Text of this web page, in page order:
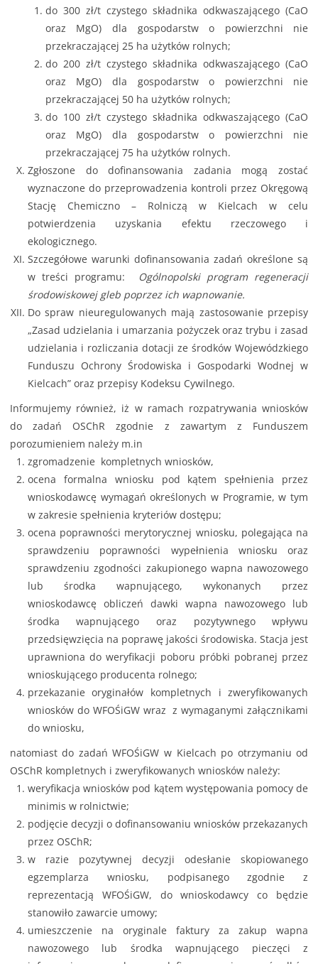
do 300 zł/t czystego składnika odkwaszającego (CaO
oraz MgO) dla gospodarstw o powierzchni nie
przekraczającej 25 ha użytków rolnych;
do 200 zł/t czystego składnika odkwaszającego (CaO
oraz MgO) dla gospodarstw o powierzchni nie
przekraczającej 50 ha użytków rolnych;
do 100 zł/t czystego składnika odkwaszającego (CaO
oraz MgO) dla gospodarstw o powierzchni nie
przekraczającej 75 ha użytków rolnych.
Zgłoszone do dofinansowania zadania mogą zostać
wyznaczone do przeprowadzenia kontroli przez Okręgową
Stację Chemiczno – Rolniczą w Kielcach w celu
potwierdzenia uzyskania efektu rzeczowego i
ekologicznego.
Szczegółowe warunki dofinansowania zadań określone są
w treści programu:
Ogólnopolski program regeneracji
środowiskowej gleb poprzez ich wapnowanie.
Do spraw nieuregulowanych mają zastosowanie przepisy
„Zasad udzielania i umarzania pożyczek oraz trybu i zasad
udzielania i rozliczania dotacji ze środków Wojewódzkiego
Funduszu Ochrony Środowiska i Gospodarki Wodnej w
Kielcach” oraz przepisy Kodeksu Cywilnego.
Informujemy również, iż w ramach rozpatrywania wniosków
do zadań OSChR zgodnie z zawartym z Funduszem
porozumieniem należy m.in
zgromadzenie kompletnych wniosków,
ocena formalna wniosku pod kątem spełnienia przez
wnioskodawcę wymagań określonych w Programie, w tym
w zakresie spełnienia kryteriów dostępu;
ocena poprawności merytorycznej wniosku, polegająca na
sprawdzeniu poprawności wypełnienia wniosku oraz
sprawdzeniu zgodności zakupionego wapna nawozowego
lub środka wapnującego, wykonanych przez
wnioskodawcę obliczeń dawki wapna nawozowego lub
środka wapnującego oraz pozytywnego wpływu
przedsięwzięcia na poprawę jakości środowiska. Stacja jest
uprawniona do weryfikacji poboru próbki pobranej przez
wnioskującego producenta rolnego;
przekazanie oryginałów kompletnych i zweryfikowanych
wniosków do WFOŚiGW wraz z wymaganymi załącznikami
do wniosku,
natomiast do zadań WFOŚiGW w Kielcach po otrzymaniu od
OSChR kompletnych i zweryfikowanych wniosków należy:
weryfikacja wniosków pod kątem występowania pomocy de
minimis w rolnictwie;
podjęcie decyzji o dofinansowaniu wniosków przekazanych
przez OSChR;
w razie pozytywnej decyzji odesłanie skopiowanego
egzemplarza wniosku, podpisanego zgodnie z
reprezentacją WFOŚiGW, do wnioskodawcy co będzie
stanowiło zawarcie umowy;
umieszczenie na oryginale faktury za zakup wapna
nawozowego lub środka wapnującego pieczęci z